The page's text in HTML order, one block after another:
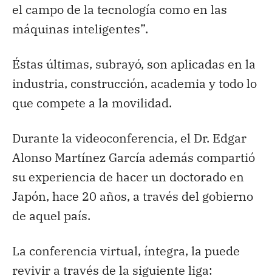
el campo de la tecnología como en las
máquinas inteligentes”.
Éstas últimas, subrayó, son aplicadas en la
industria, construcción, academia y todo lo
que compete a la movilidad.
Durante la videoconferencia, el Dr. Edgar
Alonso Martínez García además compartió
su experiencia de hacer un doctorado en
Japón, hace 20 años, a través del gobierno
de aquel país.
La conferencia virtual, íntegra, la puede
revivir a través de la siguiente liga: